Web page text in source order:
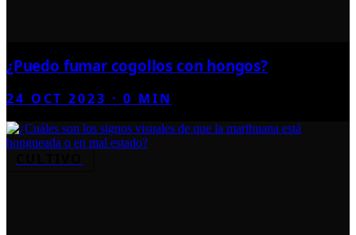
¿Puedo fumar cogollos con hongos?
24 OCT 2023 ·0 MIN